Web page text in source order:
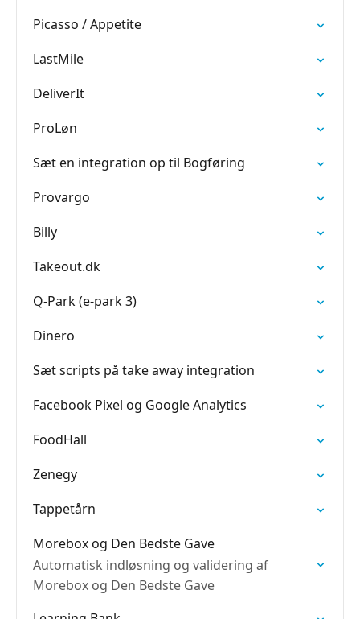
Picasso / Appetite
LastMile
DeliverIt
ProLøn
Sæt en integration op til Bogføring
Provargo
Billy
Takeout.dk
Q-Park (e-park 3)
Dinero
Sæt scripts på take away integration
Facebook Pixel og Google Analytics
FoodHall
Zenegy
Tappetårn
Morebox og Den Bedste Gave
Automatisk indløsning og validering af
Morebox og Den Bedste Gave